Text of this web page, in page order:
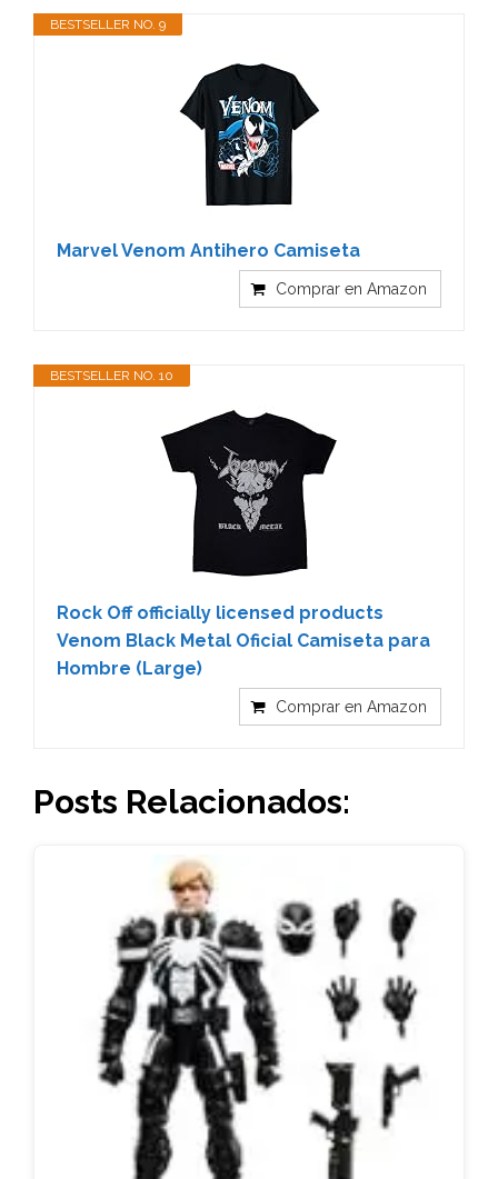
BESTSELLER NO. 9
Marvel Venom Antihero Camiseta
Comprar en Amazon
BESTSELLER NO. 10
Rock Off officially licensed products
Venom Black Metal Oficial Camiseta para
Hombre (Large)
Comprar en Amazon
Posts Relacionados: